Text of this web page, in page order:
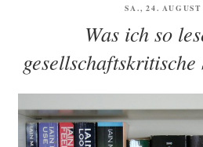
SA., 24.
Was ich so